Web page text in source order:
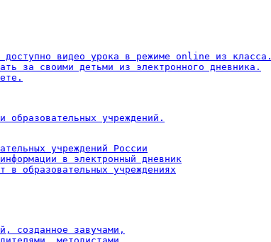
доступно видео урока в режиме online из класса.
за своими детьми из электронного дневника.
образовательных учреждений.
учреждений России
в электронный дневник
в образовательных учреждениях
созданное завучами,